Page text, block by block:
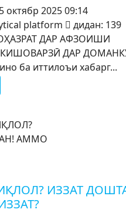
октябр 2025 09:14
platform
дидан: 139
ДАР АФЗОИШИ
ДАР
ба иттилоъи хабарг...
ИЗЗАТ